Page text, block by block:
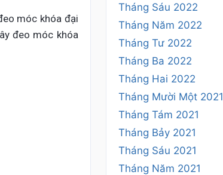
móc khóa đại
đeo móc khóa
Tháng Sáu 2022
Tháng Năm 2022
Tháng Tư 2022
Tháng Ba 2022
Tháng Hai 2022
Tháng Mười Một 2021
Tháng Tám 2021
Tháng Bảy 2021
Tháng Sáu 2021
Tháng Năm 2021